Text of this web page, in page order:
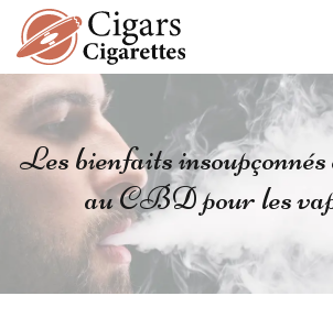
Les bienfaits insoupçonnés
au CBD pour les